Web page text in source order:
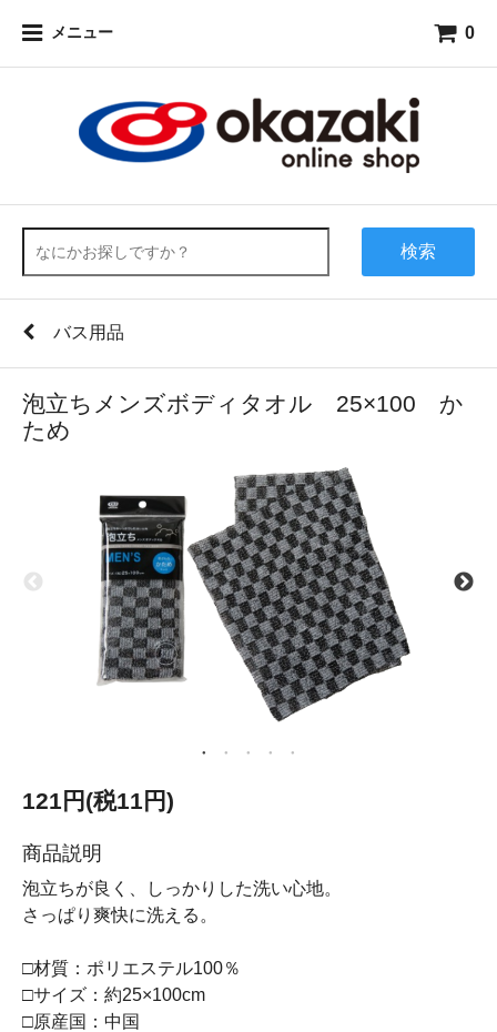
メニュー 0
検索
バス用品
泡立ちメンズボディタオル 25×100 か
ため
121円(税11円)
商品説明
泡立ちが良く、しっかりした洗い心地。
さっぱり爽快に洗える。
□材質：ポリエステル100％
□サイズ：約25×100cm
□原産国：中国